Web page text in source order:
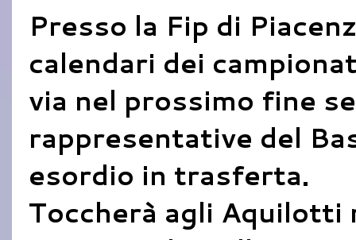
Presso la Fip di
calendari dei
via nel prossimo fine
rappresentative del
esordio in trasferta.
Toccherà agli Aquilotti